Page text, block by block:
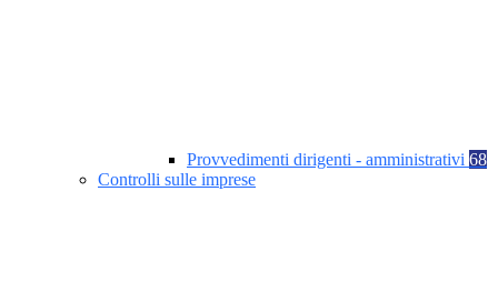
Provvedimenti dirigenti - amministrativi 68
Controlli sulle imprese